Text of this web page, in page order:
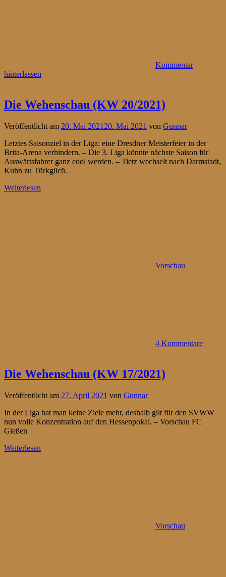
Kommentar
hinterlassen
Die Wehenschau (KW 20/2021)
Veröffentlicht am 20. Mai 2021 20. Mai 2021 von Gunnar
Letztes Saisonziel in der Liga: eine Dresdner Meisterfeier in der
Brita-Arena verhindern. – Die 3. Liga könnte nächste Saison für
Auswärtsfahrer ganz cool werden. – Tietz wechselt nach Darmstadt,
Kuhn zu Türkgücü.
Weiterlesen
Vorschau
4 Kommentare
Die Wehenschau (KW 17/2021)
Veröffentlicht am 27. April 2021 von Gunnar
In der Liga hat man keine Ziele mehr, deshalb gilt für den SVWW
nun volle Konzentration auf den Hessenpokal. – Vorschau FC
Gießen
Weiterlesen
Vorschau